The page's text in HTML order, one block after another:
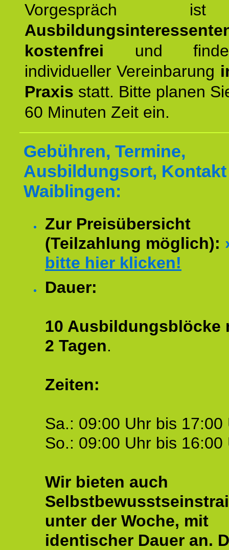
kostenfrei und
individueller Vereinbarung
Praxis statt. Bitte planen
60 Minuten Zeit ein.
Gebühren, Termine,
Ausbildungsort,
Waiblingen:
Zur Preisübersicht
(Teilzahlung möglich):
bitte hier klicken!
Dauer:
10 Ausbildungsblöcke
2 Tagen.
Zeiten:
Sa.: 09:00 Uhr bis 17:00
So.: 09:00 Uhr bis 16:00
Wir bieten auch
unter der Woche, mit
identischer Dauer an.